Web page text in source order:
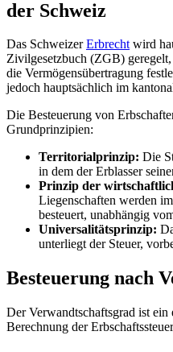
der Schweiz
Das SchweizerErbrechtwird
Zivilgesetzbuch (ZGB)
die Vermögensübertragung
jedoch hauptsächlich im
Die Besteuerung von
Grundprinzipien:
Territorialprinzip: Die
in dem der Erblasser
Prinzip der
Liegenschaften werden
besteuert, unabhängig
Universalitätsprinzip:
unterliegt der Steuer,
Besteuerung nach
Der Verwandtschaftsgrad ist ein
Berechnung der